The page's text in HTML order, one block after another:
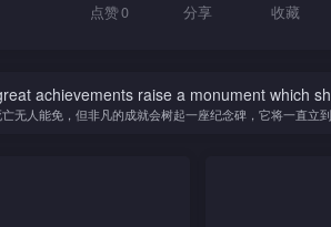
点赞0 分享 收藏
achievements raise a monument which
无人能免，但非凡的成就会树起一座纪念碑，它将一直立